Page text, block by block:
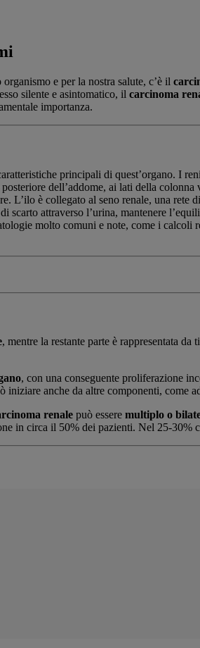
e per la nostra salute, c’è il
silente e asintomatico, il carcinoma
importanza.
principali di quest’organo. I
dell’addome, ai lati della
L’ilo è collegato al seno renale, una
scarto attraverso l’urina, mantenere
molto comuni e note, come i
, mentre la restante parte è rappresentata
, con una conseguente proliferazione
anche da altre componenti, come
renale può essere multiplo o
in circa il 50% dei pazienti. Nel 25-30%